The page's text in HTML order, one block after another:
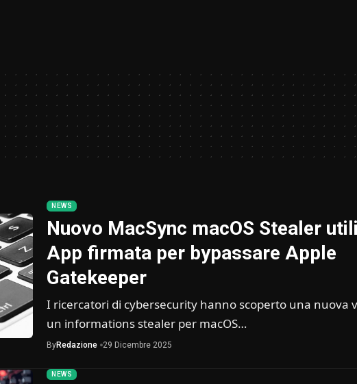
NEWS
Nuovo MacSync macOS Stealer
App firmata per bypassare Apple
Gatekeeper
I ricercatori di cybersecurity hanno scoperto una nuova
un informations stealer per macOS…
ByRedazione 29 Dicembre 2025
NEWS